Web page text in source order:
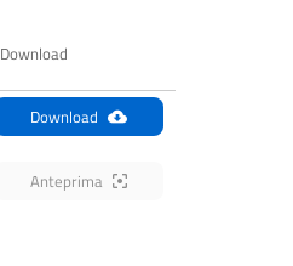
Download
Download
Anteprima